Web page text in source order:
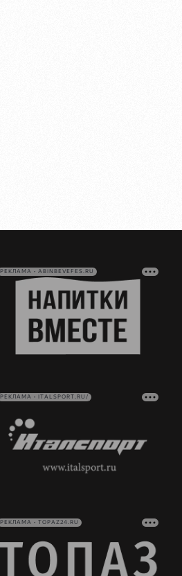
РЕКЛАМА • ABINBEVEFES.RU
РЕКЛАМА • ITALSPORT.RU/
РЕКЛАМА • TOPAZ24.RU